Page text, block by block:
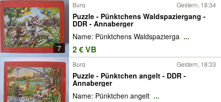
7
Burg Gestern, 18:34
Puzzle - Pünktchens Waldspaziergang -
DDR - Annaberger
Name: Pünktchens Waldspazierga ...
2 € VB
Burg Gestern, 18:33
Puzzle - Pünktchen angelt - DDR -
Annaberger
Name: Pünktchen angelt ...